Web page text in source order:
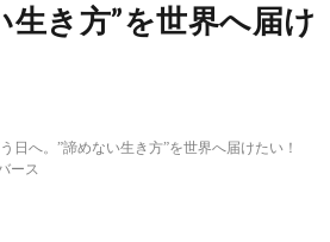
生き方”を世界へ届け
日へ。”諦めない生き方”を世界へ届けたい！
ース